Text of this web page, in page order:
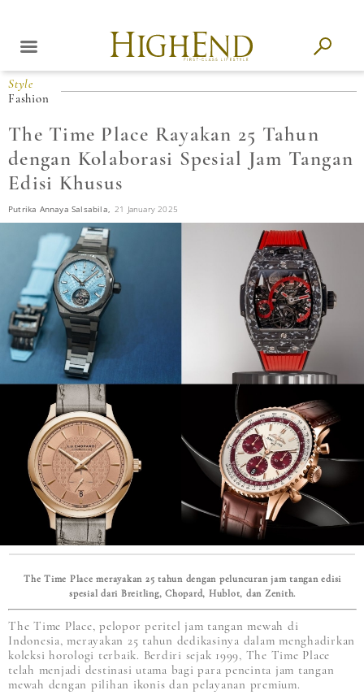
Style
Fashion
The Time Place Rayakan 25 Tahun
dengan Kolaborasi Spesial Jam Tangan
Edisi Khusus
Putrika Annaya Salsabila, 21 January 2025
The Time Place merayakan 25 tahun dengan peluncuran jam tangan edisi
spesial dari Breitling, Chopard, Hublot, dan Zenith.
The Time Place, pelopor peritel jam tangan mewah di
Indonesia, merayakan 25 tahun dedikasinya dalam menghadirkan
koleksi horologi terbaik. Berdiri sejak 1999, The Time Place
telah menjadi destinasi utama bagi para pencinta jam tangan
mewah dengan pilihan ikonis dan pelayanan premium.